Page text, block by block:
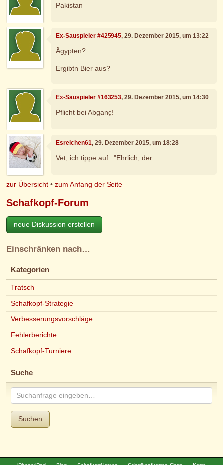
Pakistan
Ex-Sauspieler #425945, 29. Dezember 2015, um 13:22
Ägypten?
Ergibtn Bier aus?
Ex-Sauspieler #163253, 29. Dezember 2015, um 14:30
Pflicht bei Abgang!
Esreichen61, 29. Dezember 2015, um 18:28
Vet, ich tippe auf : "Ehrlich, der...
zur Übersicht •zum Anfang der Seite
Schafkopf-Forum
neue Diskussion erstellen
Einschränken nach…
Kategorien
Tratsch
Schafkopf-Strategie
Verbesserungsvorschläge
Fehlerberichte
Schafkopf-Turniere
Suche
Suchen